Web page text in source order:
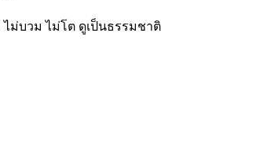
ม่บวม ไม่โต ดูเป็นธรรมชาติ